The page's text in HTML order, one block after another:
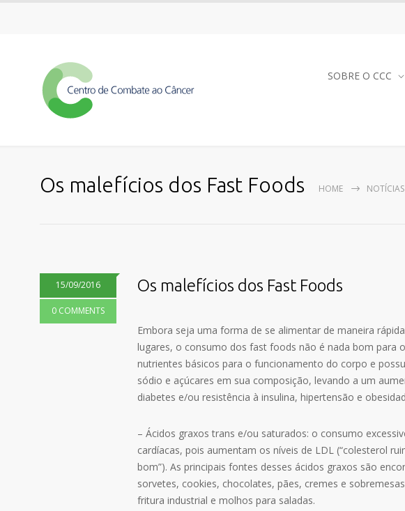
SOBRE O CCC
Os malefícios dos Fast Foods HOME NOTÍCIAS
15/09/2016
0 COMMENTS
Os malefícios dos Fast Foods
Embora seja uma forma de se alimentar de maneira
lugares, o consumo dos fast foods não é nada bom para
nutrientes básicos para o funcionamento do corpo e
sódio e açúcares em sua composição, levando a um
diabetes e/ou resistência à insulina, hipertensão e
– Ácidos graxos trans e/ou saturados: o consumo
cardíacas, pois aumentam os níveis de LDL (“colesterol
bom”). As principais fontes desses ácidos graxos são
sorvetes, cookies, chocolates, pães, cremes e
fritura industrial e molhos para saladas.